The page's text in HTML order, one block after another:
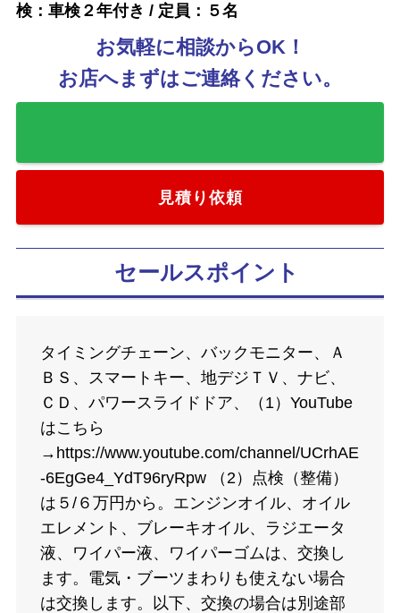
検：車検２年付き / 定員：５名
お気軽に相談からOK！
お店へまずはご連絡ください。
見積り依頼
セールスポイント
タイミングチェーン、バックモニター、Ａ
ＢＳ、スマートキー、地デジＴＶ、ナビ、
ＣＤ、パワースライドドア、（1）YouTube
はこちら
→https://www.youtube.com/channel/UCrhAE
-6EgGe4_YdT96ryRpw （2）点検（整備）
は５/６万円から。エンジンオイル、オイル
エレメント、ブレーキオイル、ラジエータ
液、ワイパー液、ワイパーゴムは、交換し
ます。電気・ブーツまわりも使えない場合
は交換します。以下、交換の場合は別途部